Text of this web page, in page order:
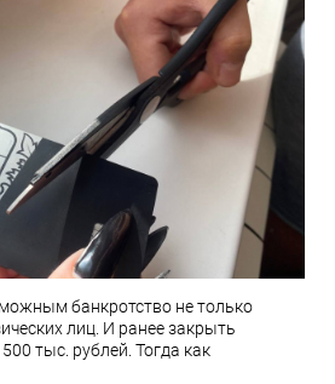
банкротство не только
лиц. И ранее закрыть
тыс. рублей. Тогда как